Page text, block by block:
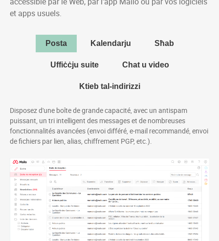
et apps usuels.
Posta Kalendarju Sħab
Uffiċċju suite Chat u video
Ktieb tal-indirizzi
Disposez d'une boîte de grande capacité, avec un antispam
puissant, un tri intelligent des messages et de nombreuses
fonctionnalités avancées (envoi différé, e-mail recommandé, envoi
de fichiers par lien, alias, chiffrement PGP, etc.).